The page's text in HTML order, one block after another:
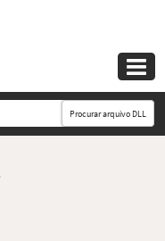

Procurar arquivo DLL